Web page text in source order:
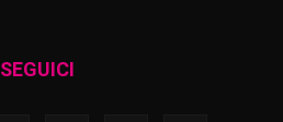
SEGUICI